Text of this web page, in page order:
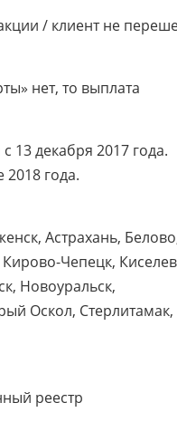
/ клиент не
нет, то выплата
13 декабря 2017 года.
года.
Астрахань,
Чепецк,
Новоуральск,
Оскол, Стерлитамак,
реестр